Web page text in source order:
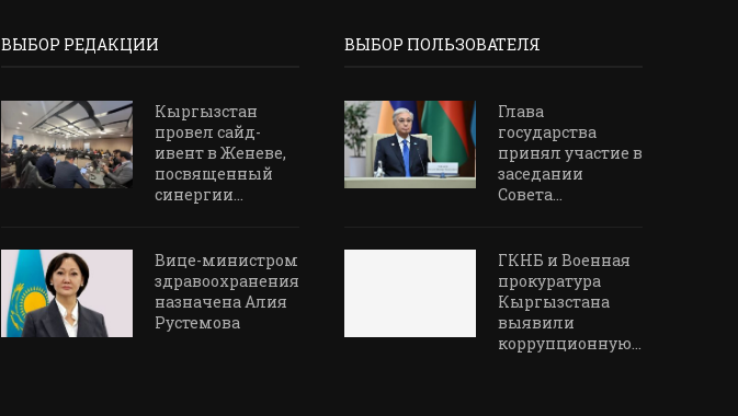
ВЫБОР РЕДАКЦИИ
Кыргызстан
провел сайд-
ивент в Женеве,
посвященный
синергии...
Вице-министром
здравоохранения
назначена Алия
Рустемова
ВЫБОР ПОЛЬЗОВАТЕЛЯ
Глава
государства
принял участие в
заседании
Совета...
ГКНБ и Военная
прокуратура
Кыргызстана
выявили
коррупционную...